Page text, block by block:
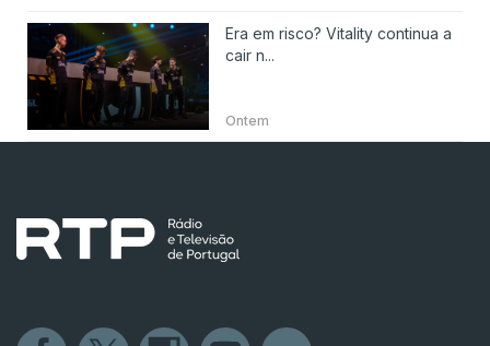
Era em risco? Vitality continua a
cair n...
Ontem